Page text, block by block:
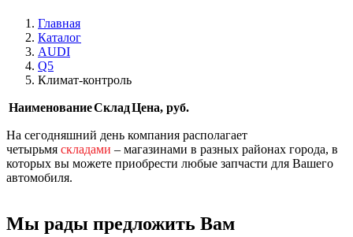
Главная
Каталог
AUDI
Q5
Климат-контроль
НаименованиеСкладЦена, руб.
На сегодняшний день компания располагает
четырьмя складами – магазинами в разных районах города, в
которых вы можете приобрести любые запчасти для Вашего
автомобиля.
Мы рады предложить Вам